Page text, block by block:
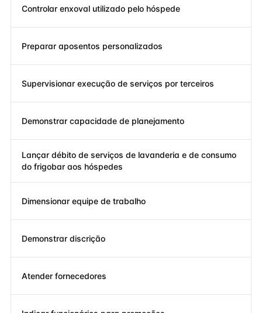
Controlar enxoval utilizado pelo hóspede
Preparar aposentos personalizados
Supervisionar execução de serviços por terceiros
Demonstrar capacidade de planejamento
Lançar débito de serviços de lavanderia e de consumo
do frigobar aos hóspedes
Dimensionar equipe de trabalho
Demonstrar discrição
Atender fornecedores